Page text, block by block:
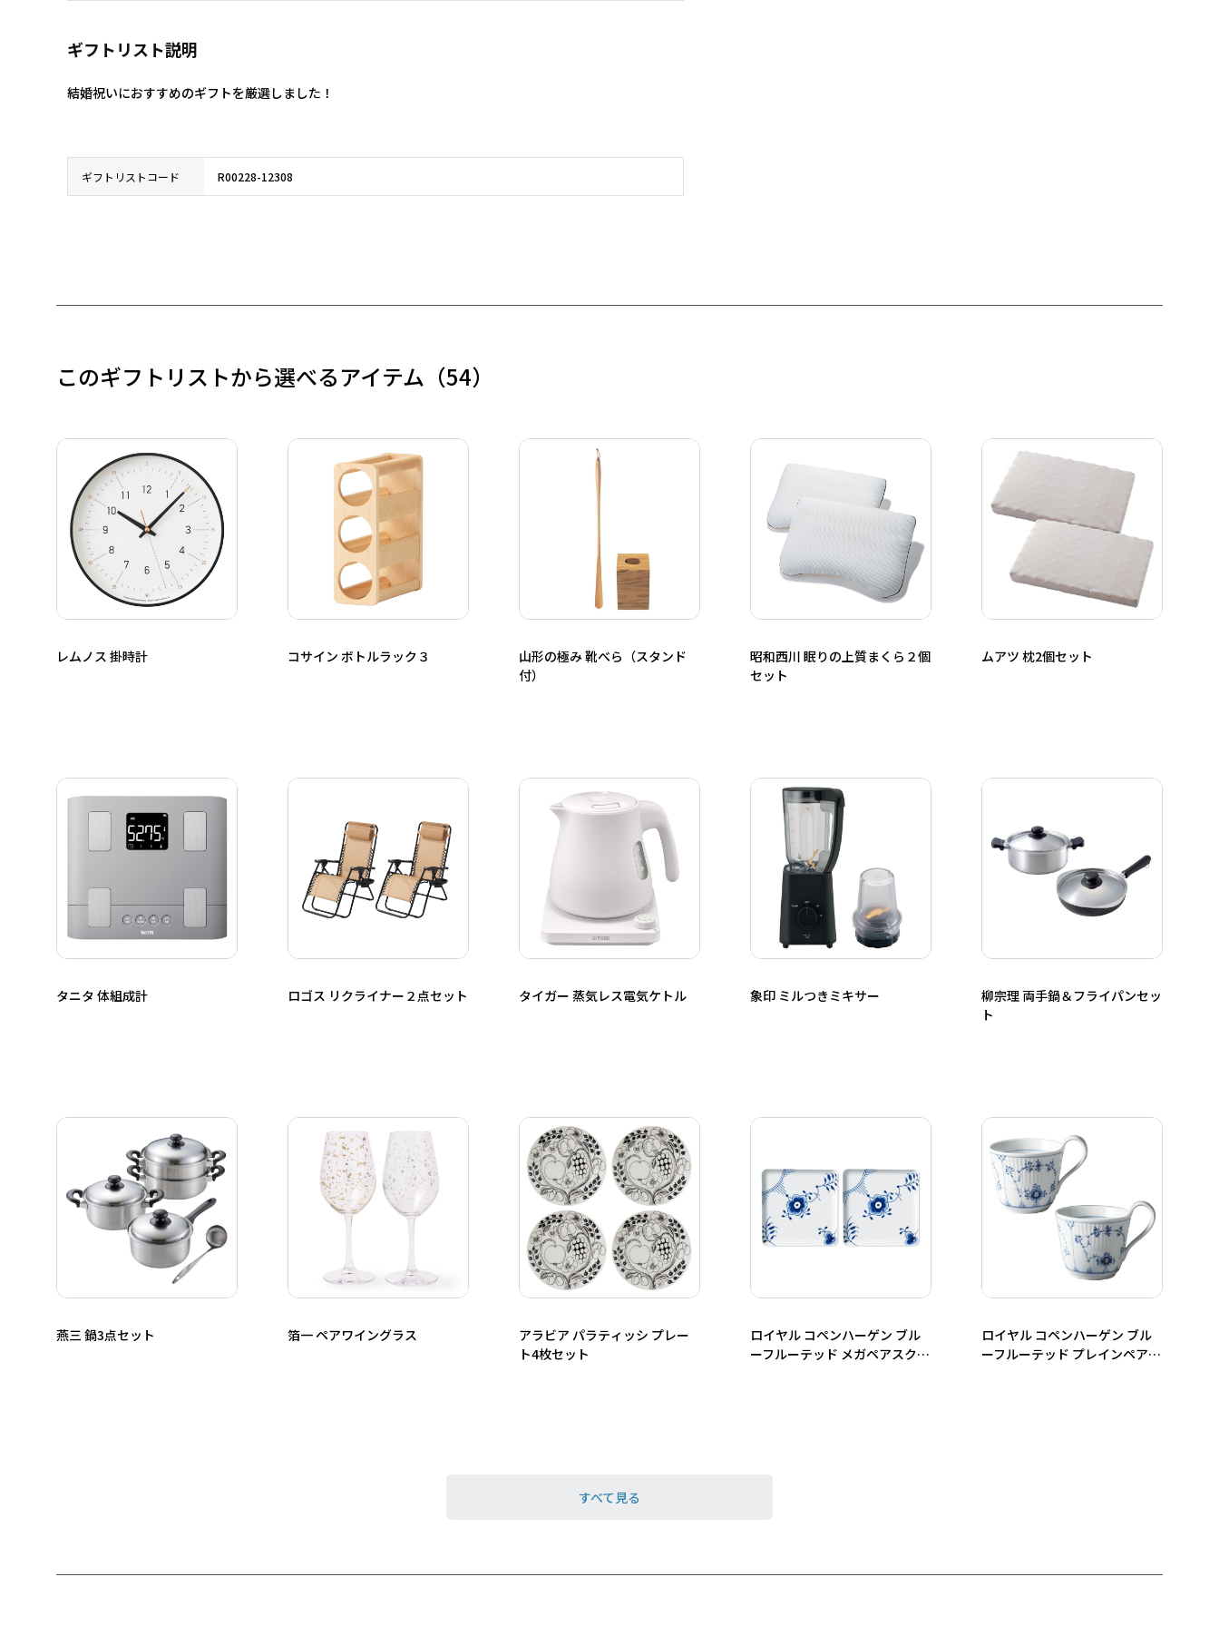
ギフトリスト説明
結婚祝いにおすすめのギフトを厳選しました！
ギフトリストコード R00228-12308
このギフトリストから選べるアイテム （54）
レムノス 掛時計 コサイン ボトルラック３
山形の極み 靴べら（スタンド
付）
昭和西川 眠りの上質まくら２個
セット
ムアツ 枕2個セット
タニタ 体組成計 ロゴス リクライナー２点セット タイガー 蒸気レス電気ケトル 象印 ミルつきミキサー
柳宗理 両手鍋＆フライパンセッ
ト
燕三 鍋3点セット 箔一 ペアワイングラス
アラビア パラティッシ プレー
ト4枚セット
ロイヤル コペンハーゲン ブル
ーフルーテッド メガペアスクエ
ロイヤル コペンハーゲン ブル
ーフルーテッド プレインペアマ
すべて見る